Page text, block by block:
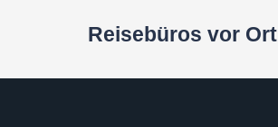
Reisebüros vor Ort